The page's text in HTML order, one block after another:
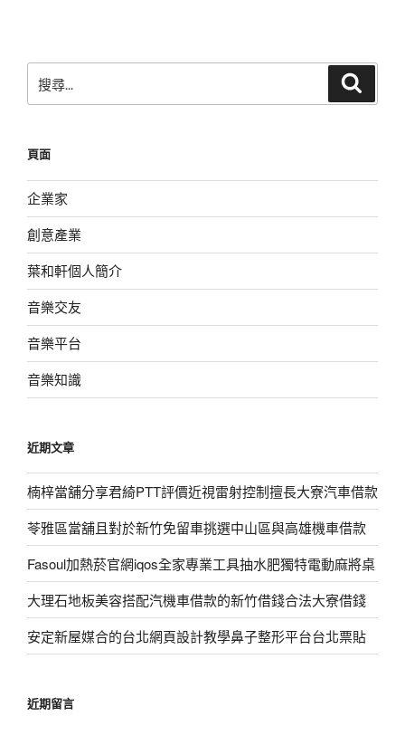
尋
字:
頁面
企業家
創意產業
葉和軒個人簡介
音樂交友
音樂平台
音樂知識
近期文章
楠梓當舖分享君綺PTT評價近視雷射控制擅長大寮汽車借款
苓雅區當舖且對於新竹免留車挑選中山區與高雄機車借款
Fasoul加熱菸官網iqos全家專業工具抽水肥獨特電動麻將桌
大理石地板美容搭配汽機車借款的新竹借錢合法大寮借錢
安定新屋媒合的台北網頁設計教學鼻子整形平台台北票貼
近期留言